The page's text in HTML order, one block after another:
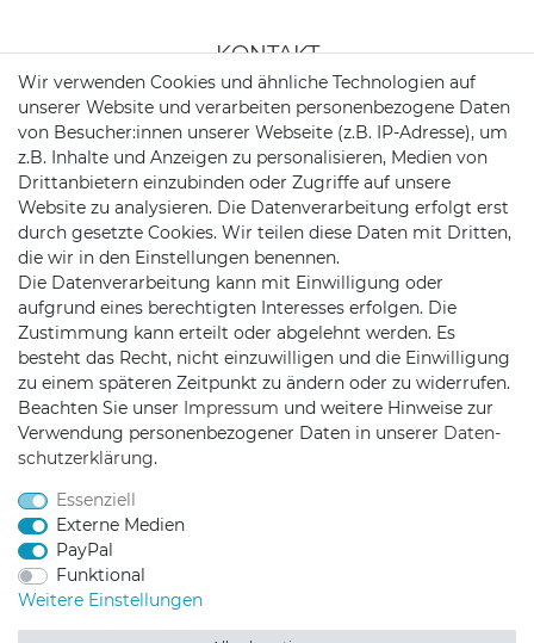
KONTAKT
Telefon:+49 176 24909451
Mail:mail@trollingtreff.de
Wir verwenden Cookies und ähnliche Technologien auf
unserer Website und verarbeiten personenbezogene Daten
von Besucher:innen unserer Webseite (z.B. IP-Adresse), um
z.B. Inhalte und Anzeigen zu personalisieren, Medien von
Drittanbietern einzubinden oder Zugriffe auf unsere
Website zu analysieren. Die Datenverarbeitung erfolgt erst
durch gesetzte Cookies. Wir teilen diese Daten mit Dritten,
die wir in den Einstellungen benennen.
Die Datenverarbeitung kann mit Einwilligung oder
aufgrund eines berechtigten Interesses erfolgen. Die
Zustimmung kann erteilt oder abgelehnt werden. Es
besteht das Recht, nicht einzuwilligen und die Einwilligung
zu einem späteren Zeitpunkt zu ändern oder zu widerrufen.
Beachten Sie unser Impressum und weitere Hinweise zur
Verwendung personenbezogener Daten in unserer Daten­
schutz­erklärung.
Essenziell
Externe Medien
PayPal
Funktional
Weitere Einstellungen